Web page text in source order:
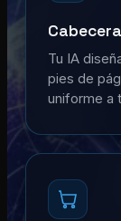
Tu IA
pies de
uniforme a